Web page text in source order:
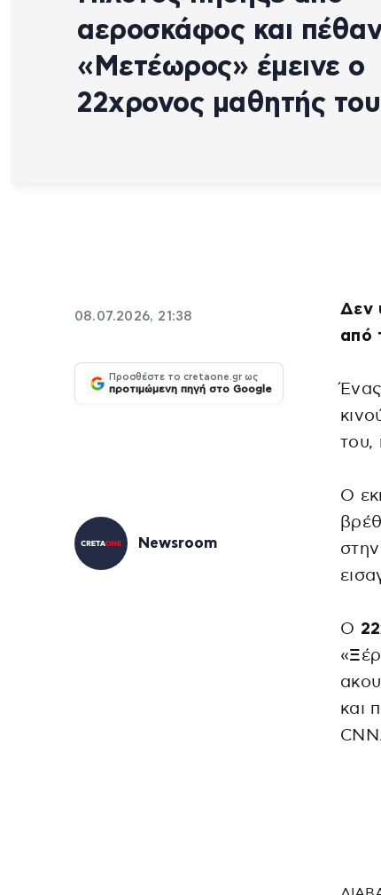
αεροσκάφος και
«Μετέωρος» έμεινε ο
22χρονος μαθητής του
08.07.2026, 21:38
Προσθέστε το cretaone.gr ως
προτιμώμενη πηγή στο Google
Newsroom
Δεν
από
Ένας
του,
Ο
Ο
και